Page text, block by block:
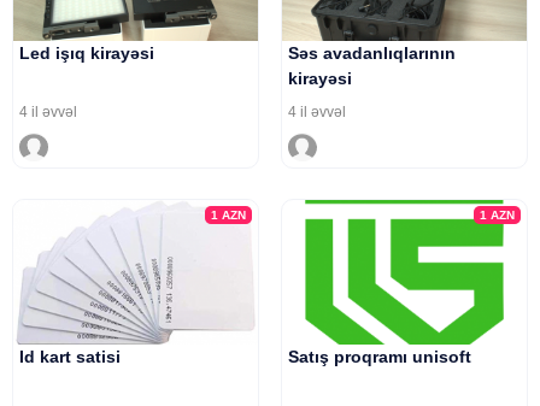
Led işıq kirayəsi
4 il əvvəl
Səs avadanlıqlarının
kirayəsi
4 il əvvəl
1AZN
Id kart satisi
1 AZN
Satış proqramı unisoft